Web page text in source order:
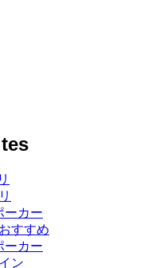
ーカー
すすめ
ーカー
ン